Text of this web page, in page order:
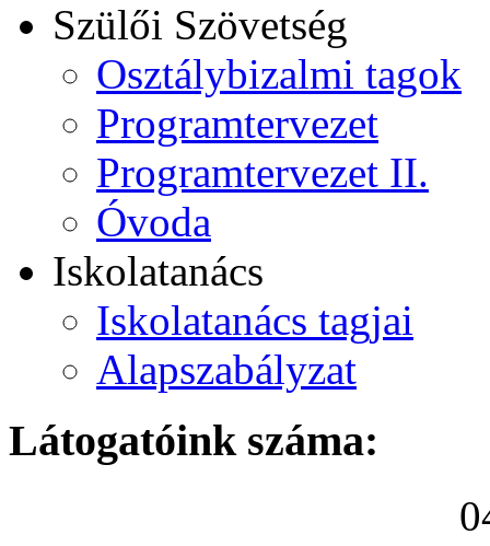
Szülői Szövetség
Osztálybizalmi tagok
Programtervezet
Programtervezet II.
Óvoda
Iskolatanács
Iskolatanács tagjai
Alapszabályzat
Látogatóink száma:
0